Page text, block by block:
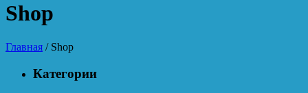
Shop
Главная / Shop
Категории